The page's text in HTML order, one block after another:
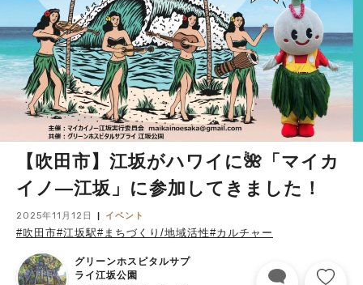
【吹田市】江坂がハワイに🌺「マイカ
イノ―江坂」に参加してきました！
2025年11月12日 イベント
#吹田市#江坂駅#まちづくり/地域活性#カルチャー
グリーンホスピタルサプ
ライ江坂公園